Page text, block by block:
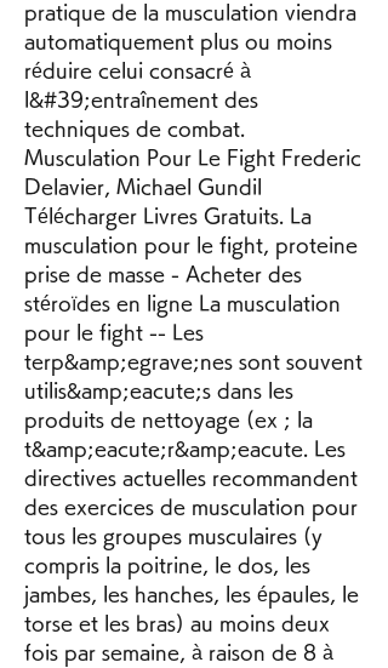
pratique de la musculation viendra
automatiquement plus ou moins
réduire celui consacré à
l&#39;entraînement des
techniques de combat.
Musculation Pour Le Fight Frederic
Delavier, Michael Gundil
Télécharger Livres Gratuits. La
musculation pour le fight, proteine
prise de masse - Acheter des
stéroïdes en ligne La musculation
pour le fight -- Les
terp&amp;egrave;nes sont souvent
utilis&amp;eacute;s dans les
produits de nettoyage (ex ; la
t&amp;eacute;r&amp;eacute. Les
directives actuelles recommandent
des exercices de musculation pour
tous les groupes musculaires (y
compris la poitrine, le dos, les
jambes, les hanches, les épaules, le
torse et les bras) au moins deux
fois par semaine, à raison de 8 à